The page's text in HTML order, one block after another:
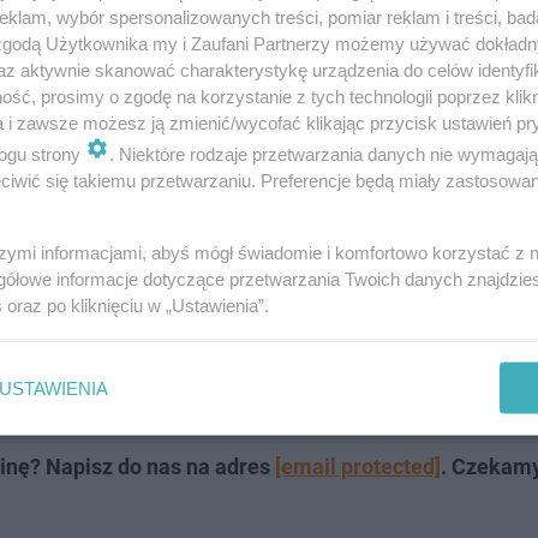
po inwazji na Ukrainę ze wszystkich rozgrywek już pod
stosunku do popierającej Rosję Białorusi. Jedyną
organizowania meczów na swoim terytorium.
z rozgrywek europejskich, Białoruś gra w Lidze
Sadzie w Serbii.
Napisz do nas na adres [email protected] .
wybór spersonalizowanych treści, pomiar reklam i treści,
Użytkownika my i Zaufani Partnerzy możemy używać
aktywnie skanować charakterystykę urządzenia do celów
prosimy o zgodę na korzystanie z tych technologii poprzez
i zawsze możesz ją zmienić/wycofać klikając przycisk ustawień
strony
. Niektóre rodzaje przetwarzania danych nie
się takiemu przetwarzaniu. Preferencje będą miały
informacjami, abyś mógł świadomie i komfortowo korzystać z
informacje dotyczące przetwarzania Twoich danych
oraz po kliknięciu w „Ustawienia”.
USTAWIENIA